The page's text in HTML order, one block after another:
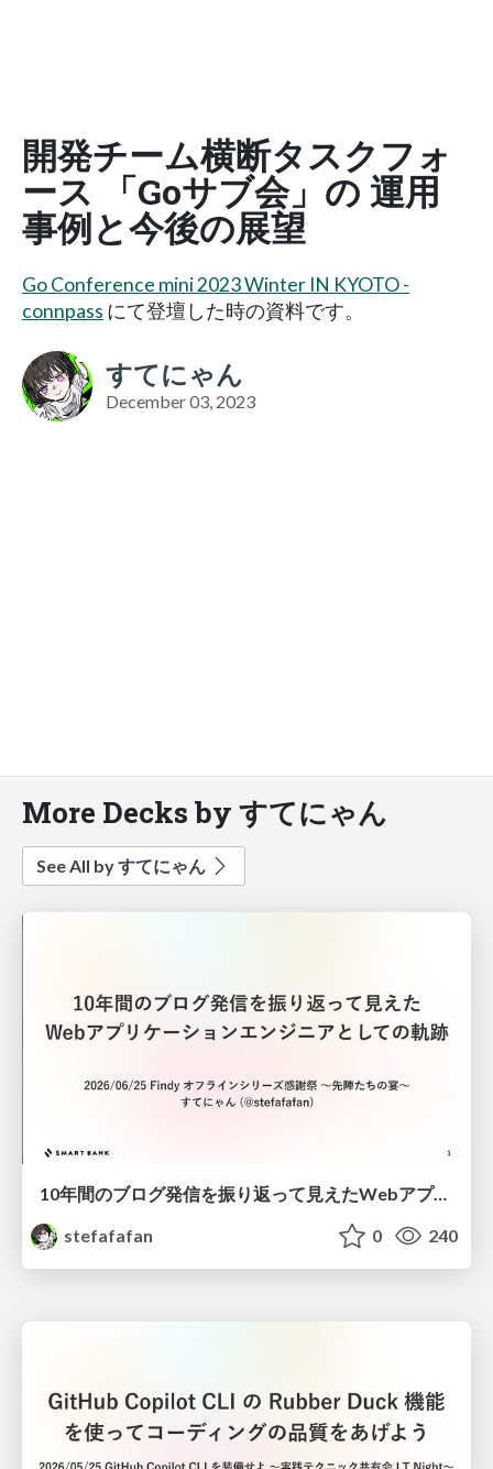
開発チーム横断タスクフォ
ース 「Goサブ会」の 運用
事例と今後の展望
Go Conference mini 2023 Winter IN KYOTO -
connpass にて登壇した時の資料です。
すてにゃん
December 03, 2023
More Decks by すてにゃん
See All by すてにゃん
10年間のブログ発信を振り返って見えたWebアプリケーションエンジニアとしての軌跡
stefafafan
0 240